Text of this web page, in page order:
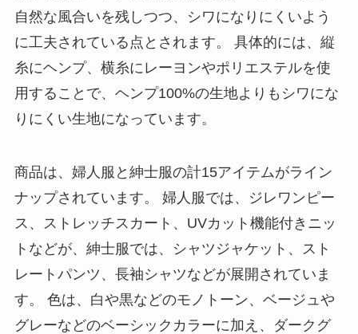
自然な風合いを残しつつ、シワになりにくいよう
に工夫されている点とされます。 具体的には、縦
糸にヘンプ、横糸にレーヨンやポリエステルを使
用することで、ヘンプ100%の生地よりもシワにな
りにくい生地になっています。
商品は、婦人服と紳士服の計15アイテムがライン
ナップされています。 婦人服では、ジレワンピー
ス、ストレッチスカート、UVカット機能付きニッ
トなどが、紳士服では、シャツジャケット、スト
レートパンツ、長袖シャツなどが展開されていま
す。 色は、白や黒などのモノトーン、ベージュや
グレーなどのベーシックカラーに加え、ダークグ